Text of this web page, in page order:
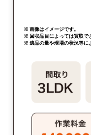
※ 画像はイメージです。
※ 回収品目によっては買取で
※ 遺品の量や現場の状況等に